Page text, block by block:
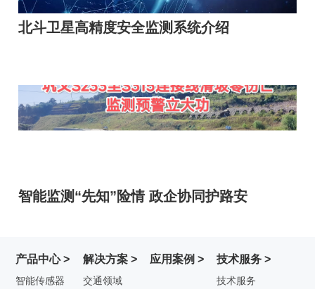
北斗卫星高精度安全监测系统介绍
智能监测“先知”险情 政企协同护路安
产品中心 >
智能传感器
解决方案 >
交通领域
应用案例 > 技术服务 >
技术服务